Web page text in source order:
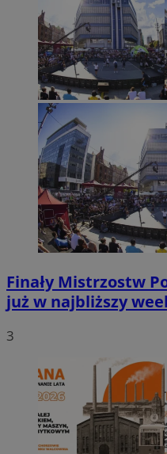
Finały Mistrzostw
już w najbliższy
3